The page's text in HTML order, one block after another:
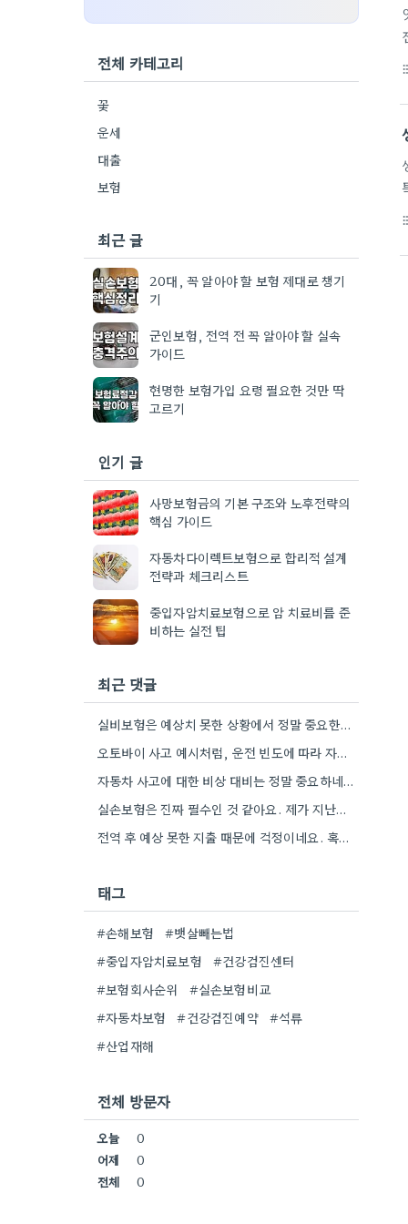
전체 카테고리
꽃
운세
대출
보험
최근 글
20대, 꼭 알아야 할 보험 제대로 챙기
기
군인보험, 전역 전 꼭 알아야 할 실속
가이드
현명한 보험가입 요령 필요한 것만 딱
고르기
인기 글
사망보험금의 기본 구조와 노후전략의
핵심 가이드
자동차다이렉트보험으로 합리적 설계
전략과 체크리스트
중입자암치료보험으로 암 치료비를 준
비하는 실전 팁
최근 댓글
실비보험은 예상치 못한 상황에서 정말 중요한데, 자기 부담금 부분을 특히 꼼꼼히 확인하는 게 좋겠네요.
오토바이 사고 예시처럼, 운전 빈도에 따라 자차 보험이 더 유리할 수도 있겠네요.
자동차 사고에 대한 비상 대비는 정말 중요하네요. 제가 이전 직장에서 운전할 일이 거의 없었는데, 혹시…
실손보험은 진짜 필수인 것 같아요. 제가 지난번에 교통사고 났을 때 덕분에 큰 걱정 없이 치료받을…
전역 후 예상 못한 지출 때문에 걱정이네요. 혹시 소액 보험 비교 사이트를 이용해 보셨나요?
태그
#손해보험
#뱃살빼는법
#중입자암치료보험
#건강검진센터
#보험회사순위
#실손보험비교
#자동차보험
#건강검진예약
#석류
#산업재해
전체 방문자
오늘
0
어제
0
전체
0